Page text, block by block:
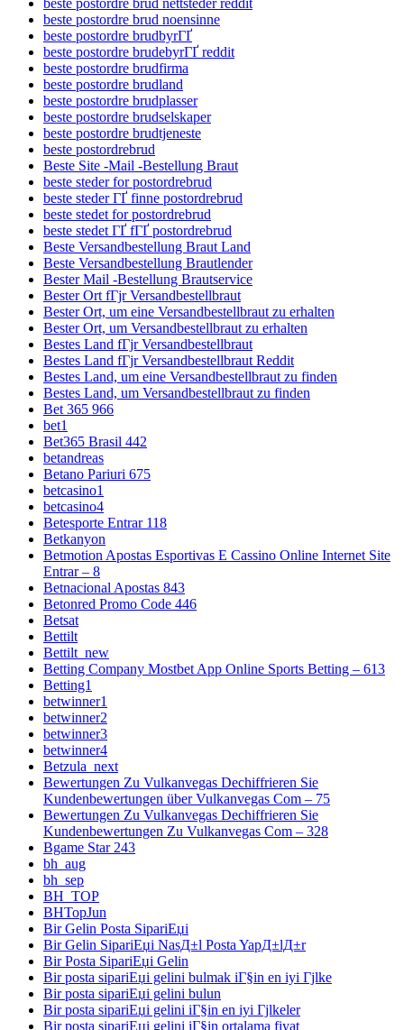
beste postordre brud noensinne
beste postordre brudbyrГҐ
beste postordre brudebyrГҐ reddit
beste postordre brudfirma
beste postordre brudland
beste postordre brudplasser
beste postordre brudselskaper
beste postordre brudtjeneste
beste postordrebrud
Beste Site -Mail -Bestellung Braut
beste steder for postordrebrud
beste steder ГҐ finne postordrebrud
beste stedet for postordrebrud
beste stedet ГҐ fГҐ postordrebrud
Beste Versandbestellung Braut Land
Beste Versandbestellung Brautlender
Bester Mail -Bestellung Brautservice
Bester Ort fГјr Versandbestellbraut
Bester Ort, um eine Versandbestellbraut zu erhalten
Bester Ort, um Versandbestellbraut zu erhalten
Bestes Land fГјr Versandbestellbraut
Bestes Land fГјr Versandbestellbraut Reddit
Bestes Land, um eine Versandbestellbraut zu finden
Bestes Land, um Versandbestellbraut zu finden
Bet 365 966
bet1
Bet365 Brasil 442
betandreas
Betano Pariuri 675
betcasino1
betcasino4
Betesporte Entrar 118
Betkanyon
Betmotion Apostas Esportivas E Cassino Online Internet Site
Entrar – 8
Betnacional Apostas 843
Betonred Promo Code 446
Betsat
Bettilt
Bettilt_new
Betting Company Mostbet App Online Sports Betting – 613
Betting1
betwinner1
betwinner2
betwinner3
betwinner4
Betzula_next
Bewertungen Zu Vulkanvegas Dechiffrieren Sie
Kundenbewertungen über Vulkanvegas Com – 75
Bewertungen Zu Vulkanvegas Dechiffrieren Sie
Kundenbewertungen Zu Vulkanvegas Com – 328
Bgame Star 243
bh_aug
bh_sep
BH_TOP
BHTopJun
Bir Gelin Posta SipariЕџi
Bir Gelin SipariЕџi NasД±l Posta YapД±lД±r
Bir Posta SipariЕџi Gelin
Bir posta sipariЕџi gelini bulmak iГ§in en iyi Гјlke
Bir posta sipariЕџi gelini bulun
Bir posta sipariЕџi gelini iГ§in en iyi Гјlkeler
Bir posta sipariЕџi gelini iГ§in ortalama fiyat